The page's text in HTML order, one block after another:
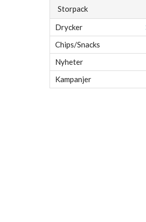
Storpack
Drycker
Chips/Snacks
Nyheter
Kampanjer